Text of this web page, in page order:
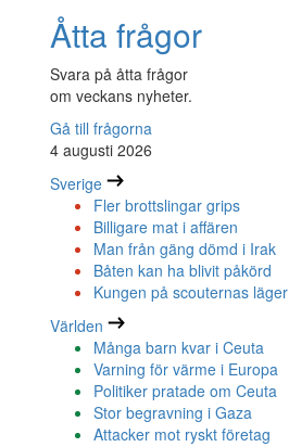
Åtta frågor
Svara på åtta frågor
om veckans nyheter.
Gå till frågorna
4 augusti 2026
Sverige
Fler brottslingar grips
Billigare mat i affären
Man från gäng dömd i Irak
Båten kan ha blivit påkörd
Kungen på scouternas läger
Världen
Många barn kvar i Ceuta
Varning för värme i Europa
Politiker pratade om Ceuta
Stor begravning i Gaza
Attacker mot ryskt företag